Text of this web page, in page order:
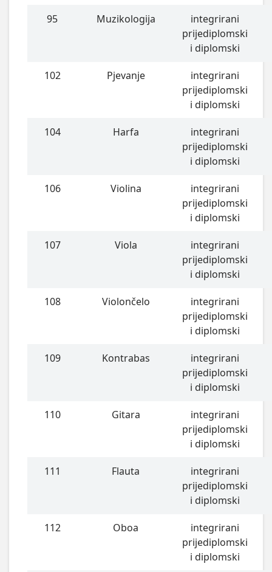
95 Muzikologija
integrirani
prijediplomski
i diplomski
102 Pjevanje
integrirani
prijediplomski
i diplomski
104 Harfa
integrirani
prijediplomski
i diplomski
106 Violina
integrirani
prijediplomski
i diplomski
107 Viola
integrirani
prijediplomski
i diplomski
108 Violončelo
integrirani
prijediplomski
i diplomski
109 Kontrabas
integrirani
prijediplomski
i diplomski
110 Gitara
integrirani
prijediplomski
i diplomski
111 Flauta
integrirani
prijediplomski
i diplomski
112 Oboa
integrirani
prijediplomski
i diplomski